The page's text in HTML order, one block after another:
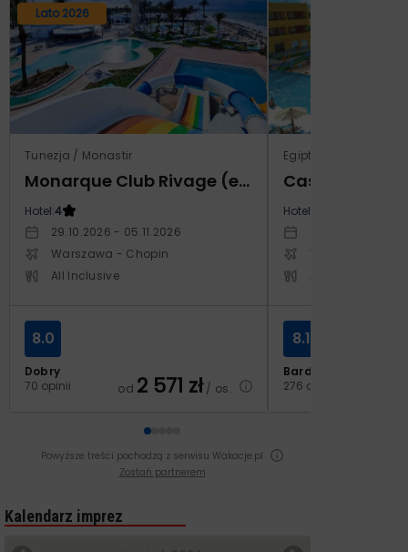
Lato 2026
Tunezja / Monastir
Monarque Club Rivage (ex Calimera)
Hotel:4
29.10.2026 - 05.11.2026
Warszawa - Chopin
All Inclusive
Dobry
70 opinii
8.0
od 2 571 zł/ os.
Egipt / Marsa El
Hotel:
Warszawa -
Bardzo dobry
276 opinii
8.1
Powyższe treści pochodzą z serwisu Wakacje.pl
Zostań partnerem
Kalendarz imprez